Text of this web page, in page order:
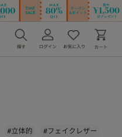
#立体的 #フェイクレザー